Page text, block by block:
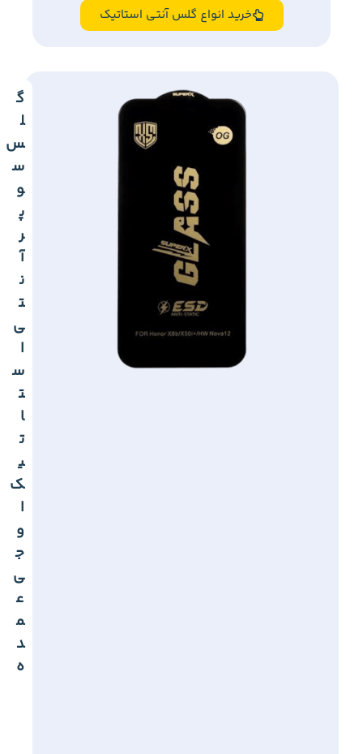
خرید انواع گلس آنتی استاتیک
گ
ل
س
س
و
پ
ر
آ
ن
ت
ی
ا
س
ت
ا
ت
ی
ک
ا
و
ج
ی
ع
م
د
ه